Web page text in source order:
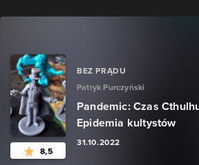
8,5
BEZ PRĄDU
Patryk Purczyński
Pandemic: Czas
Epidemia kultystów
31.10.2022